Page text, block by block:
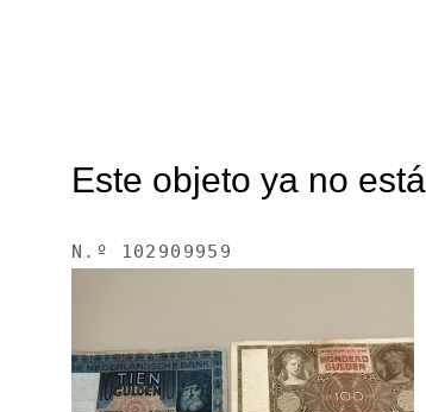
Este objeto ya no
N.º 102909959